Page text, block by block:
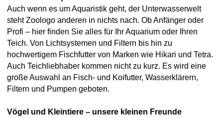
Auch wenn es um Aquaristik geht, der Unterwasserwelt
steht Zoologo anderen in nichts nach. Ob Anfänger oder
Profi – hier finden Sie alles für Ihr Aquarium oder Ihren
Teich. Von Lichtsystemen und Filtern bis hin zu
hochwertigem Fischfutter von Marken wie Hikari und Tetra.
Auch Teichliebhaber kommen nicht zu kurz. Es wird eine
große Auswahl an Fisch- und Koifutter, Wasserklärern,
Filtern und Pumpen geboten.
Vögel und Kleintiere – unsere kleinen Freunde